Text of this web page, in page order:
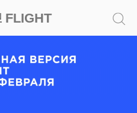
FLIGHT